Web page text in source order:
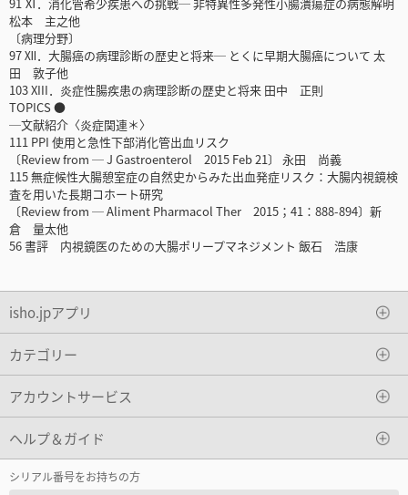
松本 主之他
〔病理分野〕
97 Ⅻ．大腸癌の病理診断の歴史と将来─ とくに早期大腸癌について 太
田 敦子他
103 XIII．炎症性腸疾患の病理診断の歴史と将来 田中 正則
TOPICS ●
─文献紹介〈炎症関連＊〉
111 PPI 使用と急性下部消化管出血リスク
〔Review from ─ J Gastroenterol 2015 Feb 21〕 永田 尚義
115 無症候性大腸憩室症の自然史からみた出血発症リスク：大腸内視鏡検
査を用いた長期コホート研究
〔Review from ─ Aliment Pharmacol Ther 2015；41：888-894〕新
倉 量太他
56 書評 内視鏡医のための大腸ポリープマネジメント 飯石 浩康
isho.jpアプリ
カテゴリー
アカウントサービス
ヘルプ＆ガイド
シリアル番号をお持ちの方